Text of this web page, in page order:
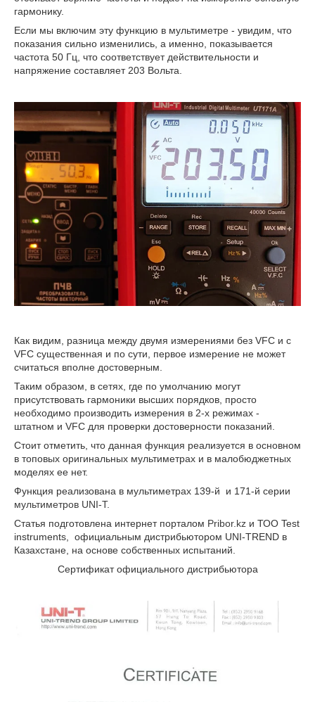
гармонику.
Если мы включим эту функцию в мультиметре - увидим, что
показания сильно изменились, а именно, показывается
частота 50 Гц, что соответствует действительности и
напряжение составляет 203 Вольта.
Как видим, разница между двумя измерениями без VFC и c
VFC существенная и по сути, первое измерение не может
считаться вполне достоверным.
Таким образом, в сетях, где по умолчанию могут
присутствовать гармоники высших порядков, просто
необходимо производить измерения в 2-х режимах -
штатном и VFC для проверки достоверности показаний.
Стоит отметить, что данная функция реализуется в основном
в топовых оригинальных мультиметрах и в малобюджетных
моделях ее нет.
Функция реализована в мультиметрах 139-й и 171-й серии
мультиметров UNI-T.
Статья подготовлена интернет порталом Pribor.kz и ТОО Test
instruments, официальным дистрибьютором UNI-TREND в
Казахстане, на основе собственных испытаний.
Сертификат официального дистрибьютора